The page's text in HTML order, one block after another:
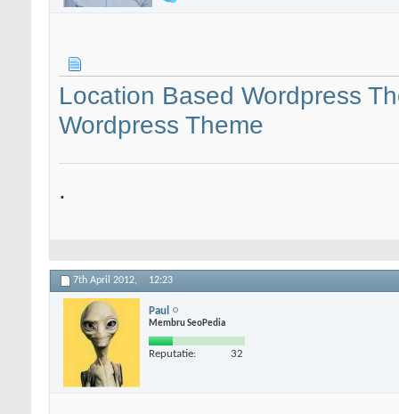
Location Based Wordpress
Wordpress Theme
.
7th April 2012, 12:23
Paul
Membru SeoPedia
Reputatie: 32